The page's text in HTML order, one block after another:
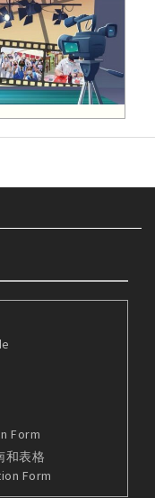
Form
和表格
Form